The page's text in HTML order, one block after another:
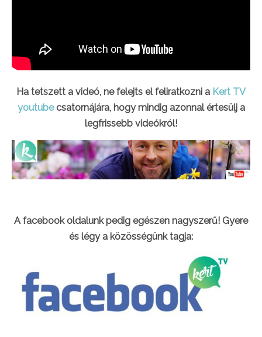
Ha tetszett a videó, ne felejts el feliratkozni a Kert TV
youtubecsatornájára, hogy mindig azonnal értesülj a
legfrissebb videókról!
A facebook oldalunk pedig egészen nagyszerű! Gyere
és légy a közösségünk tagja: